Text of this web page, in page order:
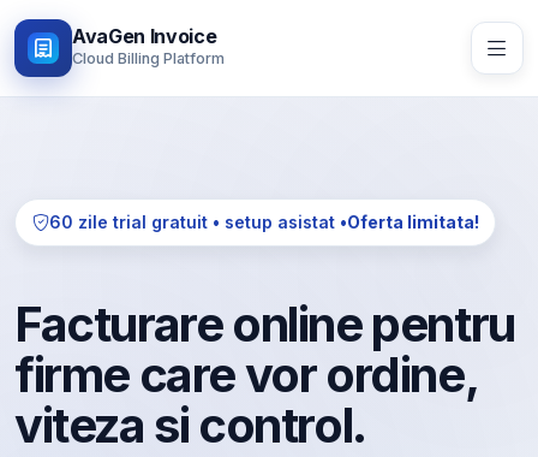
AvaGen Invoice
Cloud Billing Platform
60 zile trial gratuit • setup asistat •Oferta limitata!
Facturare online pentru
firme care vor ordine,
viteza si control.